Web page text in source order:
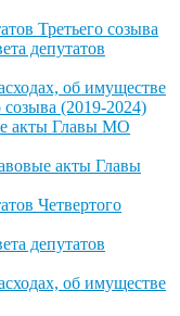
Третьего созыва
депутатов
об имуществе
созыва (2019-2024)
акты Главы МО
акты Главы
Четвертого
депутатов
об имуществе